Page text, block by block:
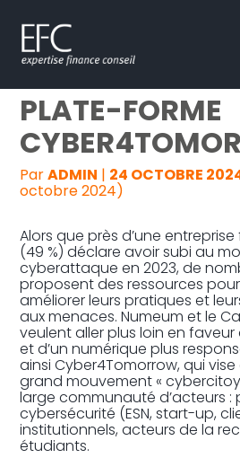
Aller
au
Reprise, transmission et création
Gestion au quotidien
Pilotage d’entreprise
Audit
LANCEMENT
PLATE-FORME
ParADMIN | 24 OCTOBRE
octobre 2024)
Alors que près d’une
(49 %) déclare avoir subi au
cyberattaque en 2023, de
proposent des ressources
améliorer leurs pratiques et
aux menaces. Numeum et le
veulent aller plus loin en faveur
et d’un numérique plus
ainsi Cyber4Tomorrow, qui
grand mouvement «
large communauté d’acteurs :
cybersécurité (ESN, start-up,
institutionnels, acteurs de la
étudiants.